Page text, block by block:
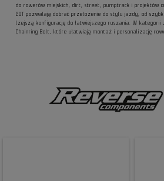
do rowerów miejskich, dirt, street, pumptrack i projektów
20T pozwalają dobrać przełożenie do stylu jazdy, od
lżejszą konfigurację do łatwiejszego ruszania. W
Chainring Bolt, które ułatwiają montaż i personalizację